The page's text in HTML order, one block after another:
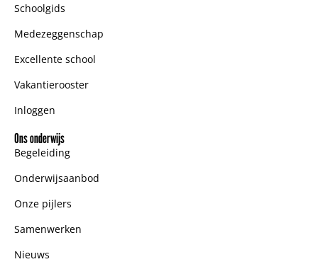
Schoolgids
Medezeggenschap
Excellente school
Vakantierooster
Inloggen
Ons onderwijs
Begeleiding
Onderwijsaanbod
Onze pijlers
Samenwerken
Nieuws